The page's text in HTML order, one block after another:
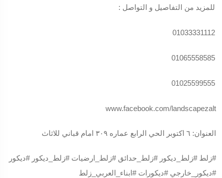
للمزيد من التفاصيل و التواصل :
01033331112
01065558585
01025599555
www.facebook.com/landscapezalt
العنوان: ٦ اكتوبر الحي الرابع عماره ٣٠٩ امام قباني للاثاث
#زلط #زلط_ديكور #زلط_حدائق #زلط_ارضيات #زلط_ديكور #ديكور
#ديكور_خارجي #ديكورات #ابناء_العربي_زلط